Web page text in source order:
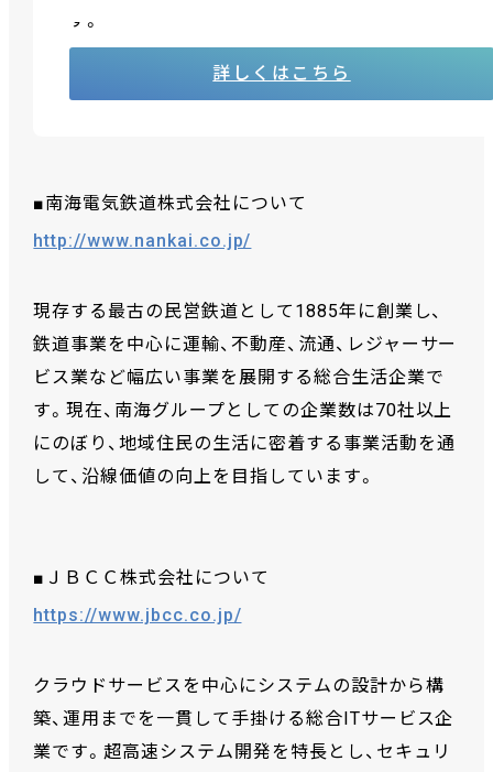
す。
詳しくはこちら
■南海電気鉄道株式会社について
http://www.nankai.co.jp/
現存する最古の民営鉄道として1885年に創業し、
鉄道事業を中心に運輸、不動産、流通、レジャーサー
ビス業など幅広い事業を展開する総合生活企業で
す。現在、南海グループとしての企業数は70社以上
にのぼり、地域住民の生活に密着する事業活動を通
して、沿線価値の向上を目指しています。
■ＪＢＣＣ株式会社について
https://www.jbcc.co.jp/
クラウドサービスを中心にシステムの設計から構
築、運用までを一貫して手掛ける総合ITサービス企
業です。超高速システム開発を特長とし、セキュリ